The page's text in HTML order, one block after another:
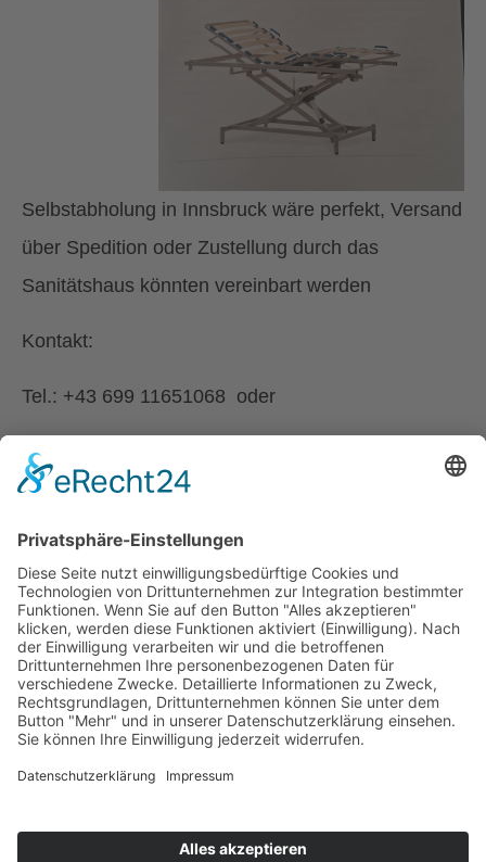
Selbstabholung in Innsbruck wäre perfekt, Versand
über Spedition oder Zustellung durch das
Sanitätshaus könnten vereinbart werden
Kontakt:
Tel.: +43 699 11651068 oder
Email:
zurück
© 2025 ÖZIV Bundesverband – Alle Rechte vorbehalten
Home
Kontakt